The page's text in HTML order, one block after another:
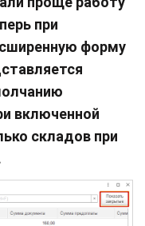
при
форму
включенной
складов при